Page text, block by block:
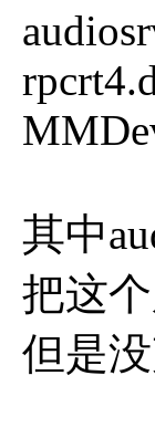
其中
把这
但是